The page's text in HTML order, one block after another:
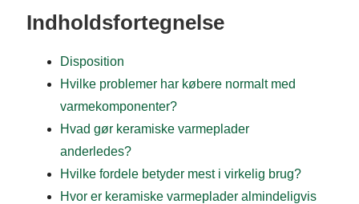
Indholdsfortegnelse
Disposition
Hvilke problemer har købere normalt med
varmekomponenter?
Hvad gør keramiske varmeplader
anderledes?
Hvilke fordele betyder mest i virkelig brug?
Hvor er keramiske varmeplader almindeligvis